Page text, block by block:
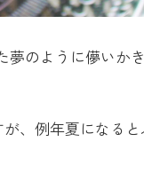
のように儚いか
、例年夏になる